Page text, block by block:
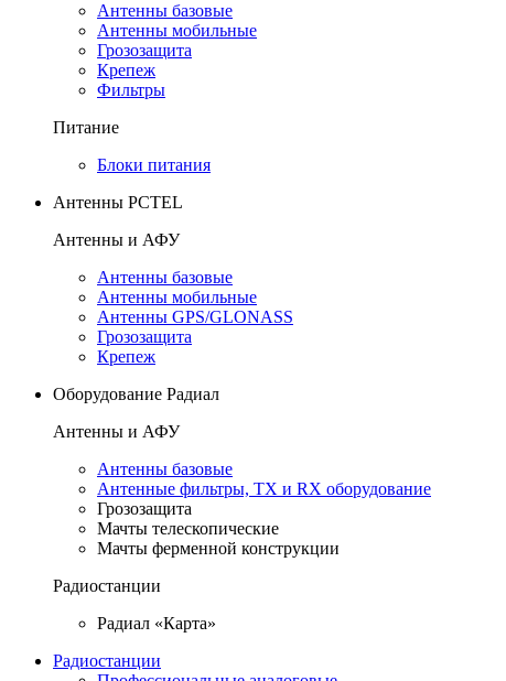
Антенны базовые
Антенны мобильные
Грозозащита
Крепеж
Фильтры
Питание
Блоки питания
Антенны PCTEL
Антенны и АФУ
Антенны базовые
Антенны мобильные
Антенны GPS/GLONASS
Грозозащита
Крепеж
Оборудование Радиал
Антенны и АФУ
Антенны базовые
Антенные фильтры, TX и RX оборудование
Грозозащита
Мачты телескопические
Мачты ферменной конструкции
Радиостанции
Радиал «Карта»
Радиостанции